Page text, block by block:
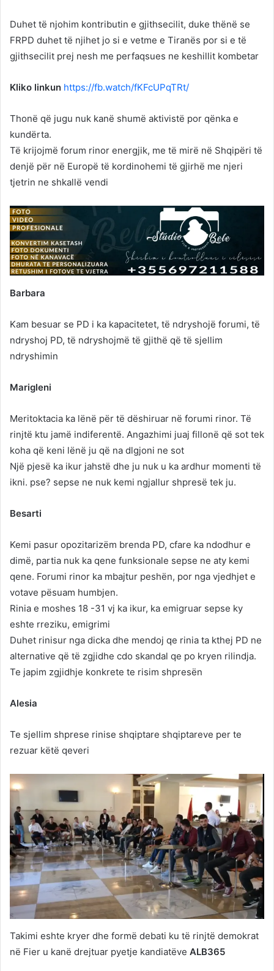
Duhet të njohim kontributin e gjithsecilit, duke thënë se
FRPD duhet të njihet jo si e vetme e Tiranës por si e të
gjithsecilit prej nesh me perfaqsues ne keshillit kombetar
Kliko linkun https://fb.watch/fKFcUPqTRt/
Thonë që jugu nuk kanë shumë aktivistë por qënka e
kundërta.
Të krijojmë forum rinor energjik, me të mirë në Shqipëri të
denjë për në Europë të kordinohemi të gjirhë me njeri
tjetrin ne shkallë vendi
Barbara
Kam besuar se PD i ka kapacitetet, të ndryshojë forumi, të
ndryshoj PD, të ndryshojmë të gjithë që të sjellim
ndryshimin
Marigleni
Meritoktacia ka lënë për të dëshiruar në forumi rinor. Të
rinjtë ktu jamë indiferentë. Angazhimi juaj fillonë që sot tek
koha që keni lënë ju që na dlgjoni ne sot
Një pjesë ka ikur jahstë dhe ju nuk u ka ardhur momenti të
ikni. pse? sepse ne nuk kemi ngjallur shpresë tek ju.
Besarti
Kemi pasur opozitarizëm brenda PD, cfare ka ndodhur e
dimë, partia nuk ka qene funksionale sepse ne aty kemi
qene. Forumi rinor ka mbajtur peshën, por nga vjedhjet e
votave pësuam humbjen.
Rinia e moshes 18 -31 vj ka ikur, ka emigruar sepse ky
eshte rreziku, emigrimi
Duhet rinisur nga dicka dhe mendoj qe rinia ta kthej PD ne
alternative që të zgjidhe cdo skandal qe po kryen rilindja.
Te japim zgjidhje konkrete te risim shpresën
Alesia
Te sjellim shprese rinise shqiptare shqiptareve per te
rezuar këtë qeveri
Takimi eshte kryer dhe formë debati ku të rinjtë demokrat
në Fier u kanë drejtuar pyetje kandiatëve ALB365